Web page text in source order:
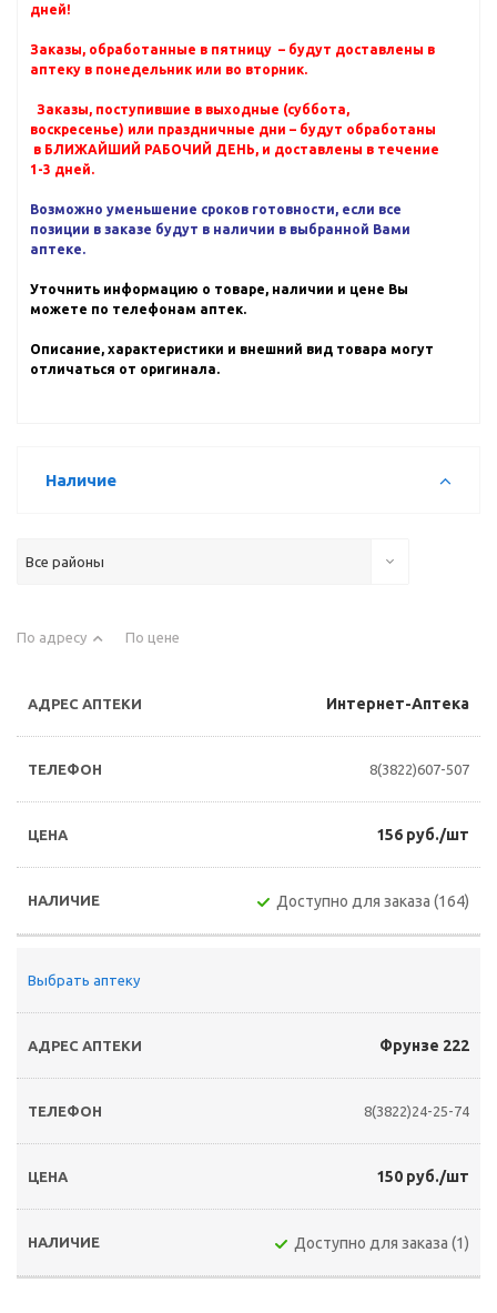
дней!
Заказы, обработанные в пятницу – будут доставлены в
аптеку в понедельник или во вторник.
Заказы, поступившие в выходные (суббота,
воскресенье) или праздничные дни – будут обработаны
в БЛИЖАЙШИЙ РАБОЧИЙ ДЕНЬ, и доставлены в течение
1-3 дней.
Возможно уменьшение сроков готовности, если все
позиции в заказе будут в наличии в выбранной Вами
аптеке.
Уточнить информацию о товаре, наличии и цене Вы
можете по телефонам аптек.
Описание, характеристики и внешний вид товара могут
отличаться от оригинала.
Наличие
Все районы
По адресу По цене
Интернет-Аптека
8(3822)607-507
156 руб./шт
Доступно для заказа (164)
Выбрать аптеку
Фрунзе 222
8(3822)24-25-74
150 руб./шт
Доступно для заказа (1)